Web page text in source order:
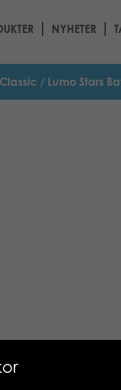
NYHETER
Classic / Lumo Stars